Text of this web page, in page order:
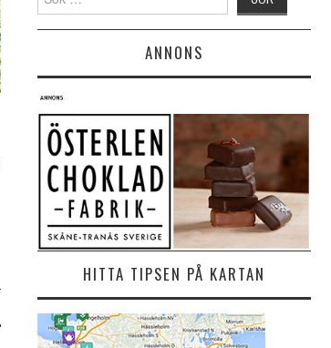
ANNONS
HITTA TIPSEN PÅ KARTAN